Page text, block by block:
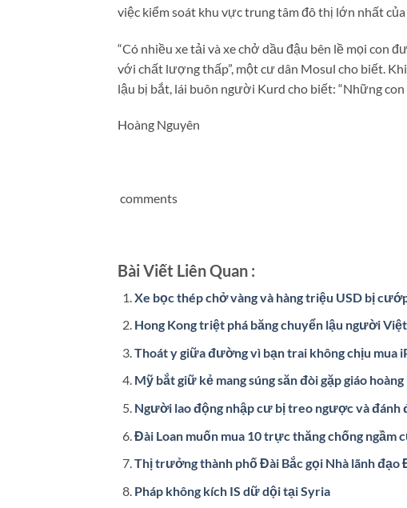
việc kiểm soát khu vực trung tâm đô thị lớn nhất của
“Có nhiều xe tải và xe chở dầu đậu bên lề mọi con
với chất lượng thấp”, một cư dân Mosul cho biết.
lậu bị bắt, lái buôn người Kurd cho biết: “Những
Hoàng Nguyên
comments
Bài Viết Liên Quan :
Xe bọc thép chở vàng và hàng triệu USD bị
Hong Kong triệt phá băng chuyển lậu người Việt
Thoát y giữa đường vì bạn trai không chịu mua
Mỹ bắt giữ kẻ mang súng săn đòi gặp giáo hoàng
Người lao động nhập cư bị treo ngược và đánh
Đài Loan muốn mua 10 trực thăng chống ngầm
Thị trưởng thành phố Đài Bắc gọi Nhà lãnh đạo
Pháp không kích IS dữ dội tại Syria